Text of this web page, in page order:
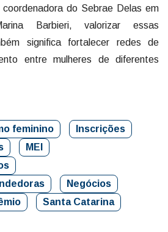
do Sebrae Delas em
Barbieri, valorizar essas
significa fortalecer redes de
entre mulheres de diferentes
feminino
Inscrições
MEI
Negócios
Santa Catarina